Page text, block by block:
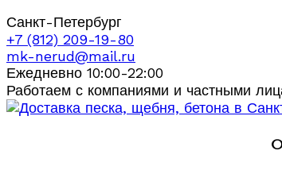
Санкт-Петербург
+7 (812) 209-19-80
mk-nerud@mail.ru
Ежедневно 10:00-22:00
Работаем с компаниями и частными